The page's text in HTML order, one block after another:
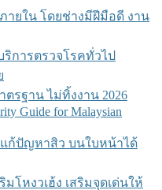
ายใน โดยช่างมีฝีมือดี งาน
การตรวจโรคทั่วไป
รฐาน ไม่ทิ้งงาน 2026
Guide for Malaysian
แก้ปัญหาสิว บนใบหน้าได้
โหงวเฮ้ง เสริมจุดเด่นให้